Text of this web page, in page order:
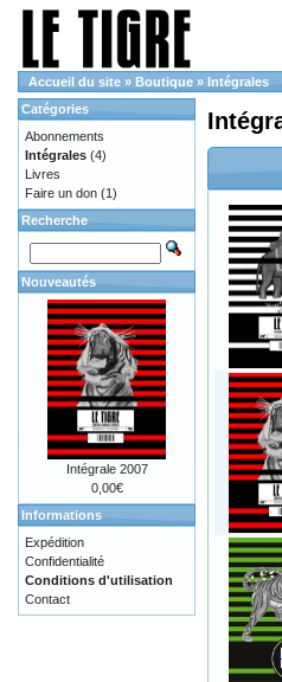
Accueil du site » Boutique » Intégrales
Catégories
Abonnements
Intégrales (4)
Livres
Faire un don (1)
Recherche
Nouveautés
Intégrale 2007
0,00€
Informations
Expédition
Confidentialité
Conditions d'utilisation
Contact